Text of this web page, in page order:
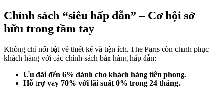
Chính sách “siêu hấp dẫn” – Cơ hội sở
hữu trong tầm tay
Không chỉ nổi bật về thiết kế và tiện ích, The Paris còn chinh phục
khách hàng với các chính sách bán hàng hấp dẫn:
Ưu đãi đến 6% dành cho khách hàng tiên phong.
Hỗ trợ vay 70% với lãi suất 0% trong 24 tháng.